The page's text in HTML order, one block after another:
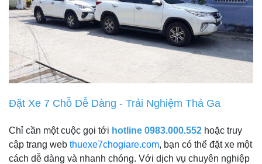
Đặt Xe 7 Chỗ Dễ Dàng - Trải Nghiệm Thả Ga
Chỉ cần một cuộc gọi tới hotline 0983.000.552 hoặc truy
cập trang web thuexe7chogiare.com, bạn có thể đặt xe một
cách dễ dàng và nhanh chóng. Với dịch vụ chuyên nghiệp